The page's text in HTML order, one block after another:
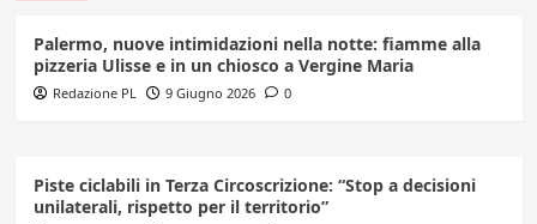
Palermo, nuove intimidazioni nella notte: fiamme alla
pizzeria Ulisse e in un chiosco a Vergine Maria
Redazione PL 9 Giugno 2026 0
Piste ciclabili in Terza Circoscrizione: “Stop a decisioni
unilaterali, rispetto per il territorio”